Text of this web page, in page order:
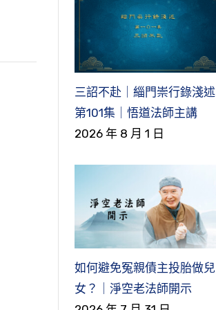
三詔不赴｜緇門崇行錄淺述
第101集｜悟道法師主講
2026 年 8 月 1 日
如何避免冤親債主投胎做兒
女？｜淨空老法師開示